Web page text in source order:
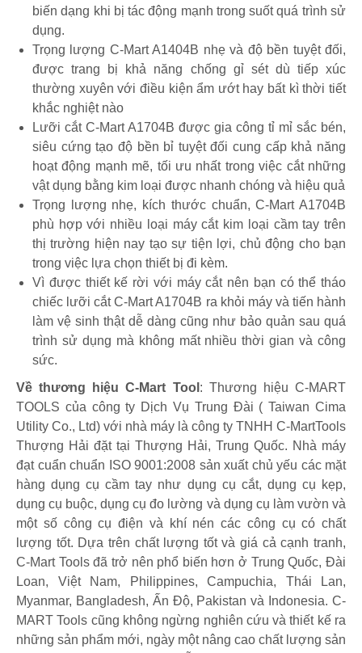
biến dạng khi bị tác động mạnh trong suốt quá trình sử
dụng.
Trọng lượng C-Mart A1404B nhẹ và độ bền tuyệt đối,
được trang bị khả năng chống gỉ sét dù tiếp xúc
thường xuyên với điều kiện ẩm ướt hay bất kì thời tiết
khắc nghiệt nào
Lưỡi cắt C-Mart A1704B được gia công tỉ mỉ sắc bén,
siêu cứng tạo độ bền bỉ tuyệt đối cung cấp khả năng
hoạt động mạnh mẽ, tối ưu nhất trong việc cắt những
vật dụng bằng kim loại được nhanh chóng và hiệu quả
Trọng lượng nhẹ, kích thước chuẩn, C-Mart A1704B
phù hợp với nhiều loại máy cắt kim loại cầm tay trên
thị trường hiện nay tạo sự tiện lợi, chủ động cho bạn
trong việc lựa chọn thiết bị đi kèm.
Vì được thiết kế rời với máy cắt nên bạn có thể tháo
chiếc lưỡi cắt C-Mart A1704B ra khỏi máy và tiến hành
làm vệ sinh thật dễ dàng cũng như bảo quản sau quá
trình sử dụng mà không mất nhiều thời gian và công
sức.
Về thương hiệu C-Mart Tool : Thương hiệu C-MART
TOOLS của công ty Dịch Vụ Trung Đài ( Taiwan Cima
Utility Co., Ltd) với nhà máy là công ty TNHH C-MartTools
Thượng Hải đặt tại Thượng Hải, Trung Quốc. Nhà máy
đạt cuẩn chuẩn ISO 9001:2008 sản xuất chủ yếu các mặt
hàng dụng cụ cầm tay như dụng cụ cắt, dụng cụ kẹp,
dụng cụ buộc, dụng cụ đo lường và dụng cụ làm vườn và
một số công cụ điện và khí nén các công cụ có chất
lượng tốt. Dựa trên chất lượng tốt và giá cả cạnh tranh,
C-Mart Tools đã trở nên phổ biến hơn ở Trung Quốc, Đài
Loan, Việt Nam, Philippines, Campuchia, Thái Lan,
Myanmar, Bangladesh, Ấn Độ, Pakistan và Indonesia. C-
MART Tools cũng không ngừng nghiên cứu và thiết kế ra
những sản phẩm mới, ngày một nâng cao chất lượng sản